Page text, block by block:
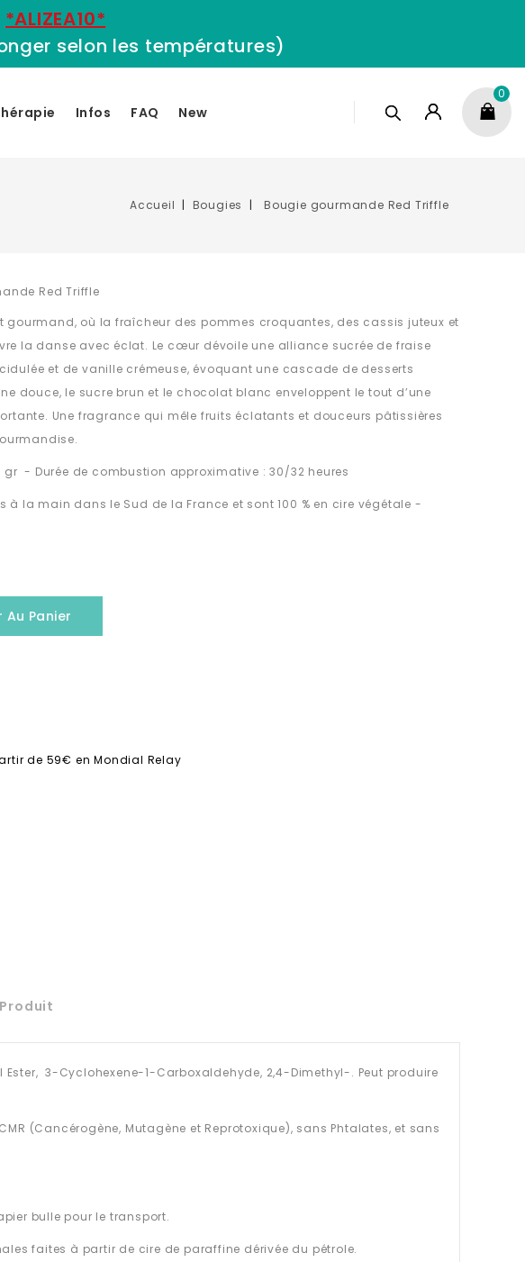
*ALIZEA10*
selon les températures)
0
Infos FAQ New
Accueil Bougies Bougie gourmande Red Triffle
Red Triffle
gourmand, où la fraîcheur des pommes croquantes, des cassis juteux et
la danse avec éclat. Le cœur dévoile une alliance sucrée de fraise
et de vanille crémeuse, évoquant une cascade de desserts
douce, le sucre brun et le chocolat blanc enveloppent le tout d’une
Une fragrance qui mêle fruits éclatants et douceurs pâtissières
gr - Durée de combustion approximative : 30/32 heures
à la main dans le Sud de la France et sont 100 % en cire végétale -
Au Panier
de 59€ en Mondial Relay
3-Cyclohexene-1-Carboxaldehyde, 2,4-Dimethyl-. Peut produire
(Cancérogène, Mutagène et Reprotoxique), sans Phtalates, et sans
bulle pour le transport.
faites à partir de cire de paraffine dérivée du pétrole.